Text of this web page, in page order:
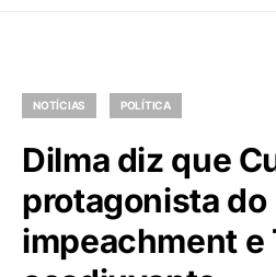
NOTÍCIAS POLÍTICA
Dilma diz que
protagonista do
impeachment e